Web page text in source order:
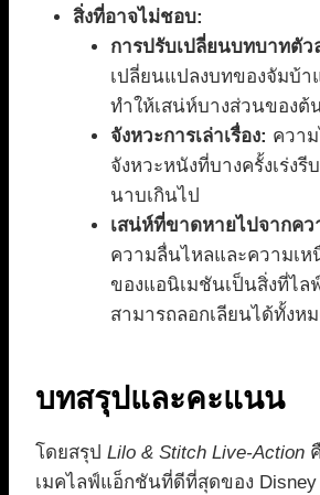
สิ่งที่อาจไม่ชอบ:
การปรับเปลี่ยนบทบาทตัว
เปลี่ยนแปลงบทของจัมบ้า
ทำให้เสน่ห์บางส่วนของต้
จังหวะการเล่าเรื่อง: ควา
จังหวะหนังที่บางครั้งเร่งรี
นาบเกินไป
เสน่ห์ที่ขาดหายไปจากค
ความลื่นไหลและความเห
ของแอนิเมชันเป็นสิ่งที่ไ
สามารถลอกเลียนได้ทั้งห
บทสรุปและคะแนน
โดยสรุป Lilo & Stitch Live-Action
เมคไลฟ์แอ็กชันที่ดีที่สุดของ